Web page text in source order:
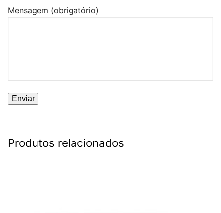
Mensagem (obrigatório)
Produtos relacionados